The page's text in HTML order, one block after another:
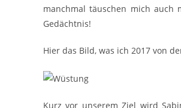
manchmal täuschen mich auch
Gedächtnis!
Hier das Bild, was ich 2017 von
Kurz vor unserem Ziel wird